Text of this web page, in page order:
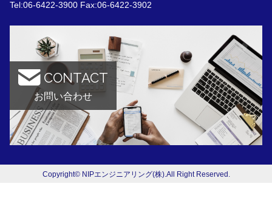
Tel:06-6422-3900 Fax:06-6422-3902
CONTACT
お問い合わせ
Copyright© NIPエンジニアリング(株).All Right Reserved.